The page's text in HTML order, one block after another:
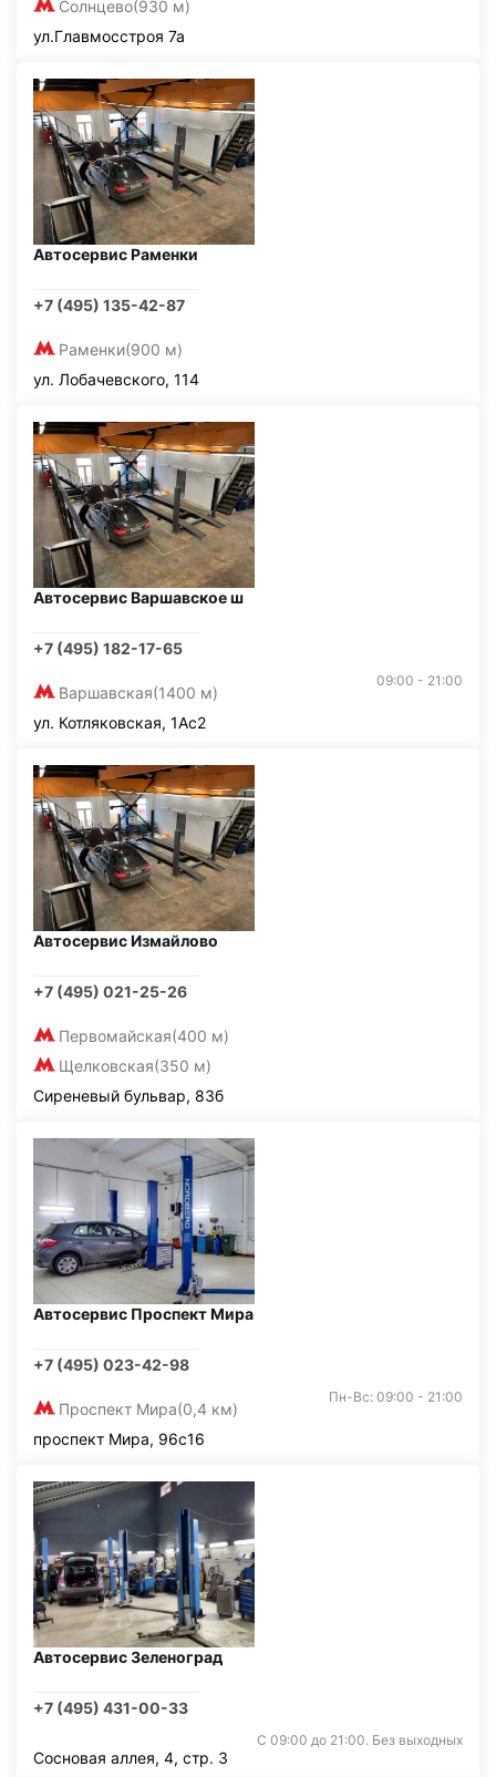
Солнцево(930 м)
ул.Главмосстроя 7а
Автосервис Раменки
+7 (495) 135-42-87
Раменки(900 м)
ул. Лобачевского, 114
Автосервис Варшавское ш
+7 (495) 182-17-65
Варшавская(1400 м)
09:00 - 21:00
ул. Котляковская, 1Ас2
Автосервис Измайлово
+7 (495) 021-25-26
Первомайская(400 м)
Щелковская(350 м)
Сиреневый бульвар, 83б
Автосервис Проспект Мира
+7 (495) 023-42-98
Проспект Мира(0,4 км)
Пн-Вс: 09:00 - 21:00
проспект Мира, 96с16
Автосервис Зеленоград
+7 (495) 431-00-33
С 09:00 до 21:00. Без выходных
Сосновая аллея, 4, стр. 3